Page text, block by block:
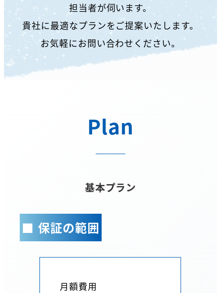
担当者が伺います。
貴社に最適なプランをご提案いたします。
お気軽にお問い合わせください。
Plan
基本プラン
■ 保証の範囲
月額費用